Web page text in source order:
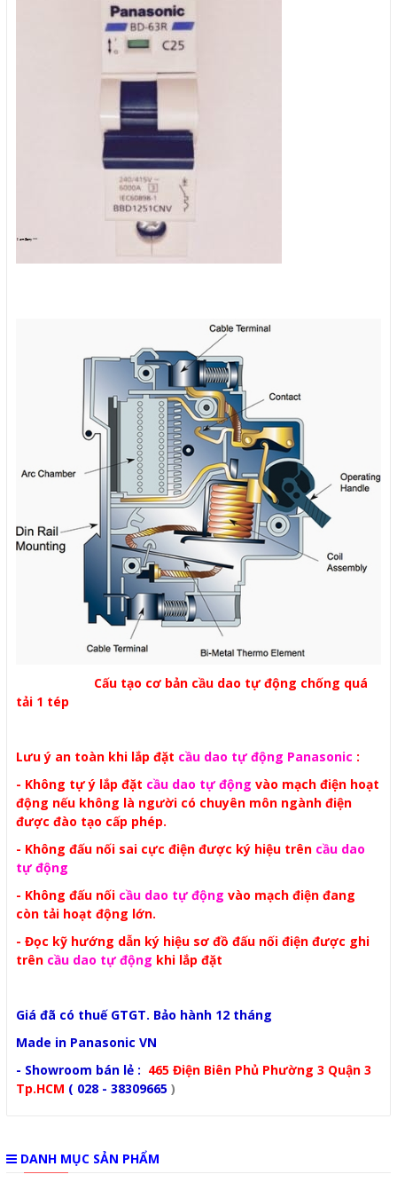
Cấu tạo cơ bản cầu dao tự động chống quá
tải 1 tép
Lưu ý an toàn khi lắp đặt cầu dao tự động Panasonic :
- Không tự ý lắp đặt cầu dao tự động vào mạch điện hoạt
động nếu không là người có chuyên môn ngành điện
được đào tạo cấp phép.
- Không đấu nối sai cực điện được ký hiệu trên cầu dao
tự động
- Không đấu nối cầu dao tự động vào mạch điện đang
còn tải hoạt động lớn.
- Đọc kỹ hướng dẫn ký hiệu sơ đồ đấu nối điện được ghi
trên cầu dao tự động khi lắp đặt
Giá đã có thuế GTGT. Bảo hành 12 tháng
Made in Panasonic VN
- Showroom bán lẻ : 465 Điện Biên Phủ Phường 3 Quận 3
Tp.HCM ( 028 - 38309665 )
DANH MỤC SẢN PHẨM